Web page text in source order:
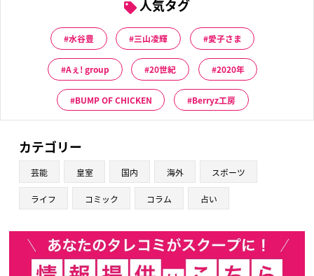
人気タグ
水谷豊 三山凌輝 愛子さま
Aぇ! group 20世紀 2020年
BUMP OF CHICKEN Berryz工房
カテゴリー
芸能 皇室 国内 海外 スポーツ
ライフ コミック コラム 占い